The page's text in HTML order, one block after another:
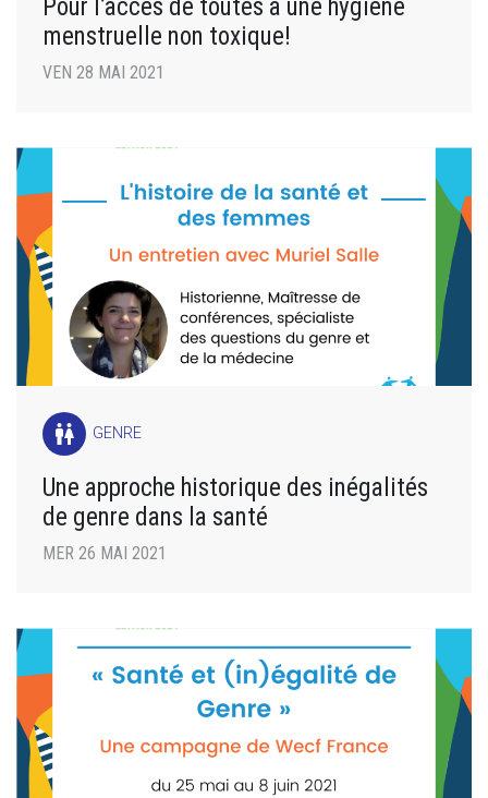
Pour l’accès de toutes à une hygiène
menstruelle non toxique!
VEN 28 MAI 2021
wc GENRE
Une approche historique des inégalités
de genre dans la santé
MER 26 MAI 2021